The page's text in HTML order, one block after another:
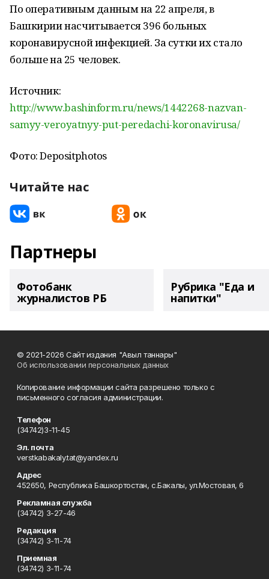
По оперативным данным на 22 апреля, в
Башкирии насчитывается 396 больных
коронавирусной инфекцией. За сутки их стало
больше на 25 человек.
Источник:
http://www.bashinform.ru/news/1442268-nazvan-
samyy-veroyatnyy-put-peredachi-koronavirusa/
Фото: Depositphotos
Читайте нас
Партнеры
Фотобанк
журналистов РБ
Рубрика "Еда и
напитки"
© 2021-2026 Сайт издания "Авыл таннары"
Об использовании персональных данных
Копирование информации сайта разрешено только с
письменного согласия администрации.
Телефон
(34742)3-11-45
Эл. почта
verstkabakaly.tat@yandex.ru
Адрес
452650, Республика Башкортостан, с.Бакалы, ул.Мостовая, 6
Рекламная служба
(34742) 3-27-46
Редакция
(34742) 3-11-74
Приемная
(34742) 3-11-74